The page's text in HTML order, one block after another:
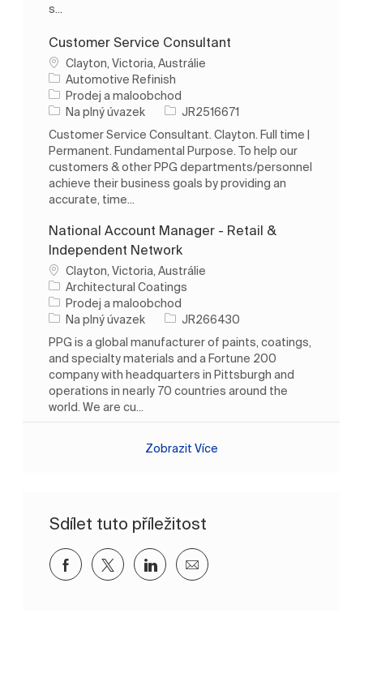
s...
Customer Service Consultant
Umístění
Clayton, Victoria, Austrálie
Automotive Refinish
Kategorie
Prodej a maloobchod
Typ úlohy
Na plný úvazek ID úlohy
JR2516671
Customer Service Consultant. Clayton. Full time |
Permanent. Fundamental Purpose. To help our
customers & other PPG departments/personnel
achieve their business goals by providing an
accurate, time...
National Account Manager - Retail &
Independent Network
Umístění
Clayton, Victoria, Austrálie
Architectural Coatings
Kategorie
Prodej a maloobchod
Typ úlohy
Na plný úvazek ID úlohy
JR266430
PPG is a global manufacturer of paints, coatings,
and specialty materials and a Fortune 200
company with headquarters in Pittsburgh and
operations in nearly 70 countries around the
world. We are cu...
Zobrazit Více
Sdílet tuto příležitost
Sdílet přes Facebook
Sdílet přes twitter
Sdílet přes LinkedIn
Sdílet e-mailem